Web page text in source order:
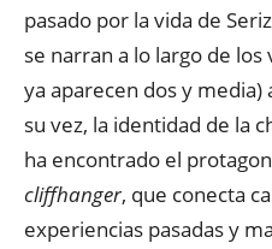
pasado por la vida de
se narran a lo largo de
ya aparecen dos y media)
su vez, la identidad de la
ha encontrado el
cliffhanger, que conecta
experiencias pasadas y